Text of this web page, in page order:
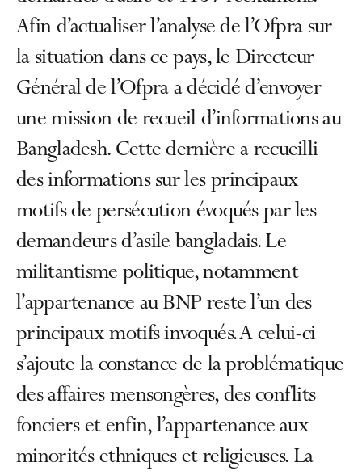
Afin d’actualiser l’analyse de l’Ofpra sur
la situation dans ce pays, le Directeur
Général de l’Ofpra a décidé d’envoyer
une mission de recueil d’informations au
Bangladesh. Cette dernière a recueilli
des informations sur les principaux
motifs de persécution évoqués par les
demandeurs d’asile bangladais. Le
militantisme politique, notamment
l’appartenance au BNP reste l’un des
principaux motifs invoqués. A celui-ci
s’ajoute la constance de la problématique
des affaires mensongères, des conflits
fonciers et enfin, l’appartenance aux
minorités ethniques et religieuses. La